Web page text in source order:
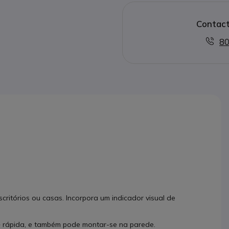
ou casas. Incorpora um indicador visual de
e também pode montar-se na parede.